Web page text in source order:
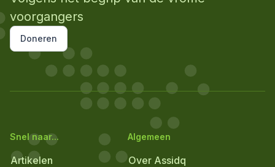
voorgangers
Doneren
Snel naar...
Artikelen
Algemeen
Over Assidq